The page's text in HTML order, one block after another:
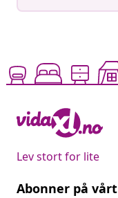
Lev stort for lite
Abonner på